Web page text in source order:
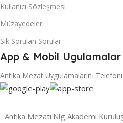
Kullanıcı Sözleşmesi
Müzayedeler
Sık Sorulan Sorular
App & Mobil Ugulamalar
Antika Mezat Uygulamalarını
Antika Mezatı Nig Akademi